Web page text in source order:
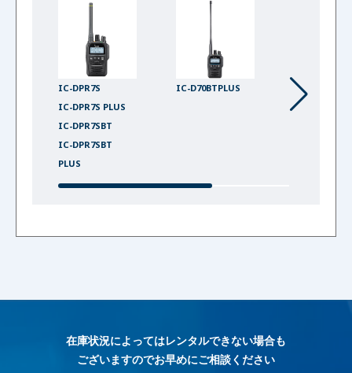
IC-DPR7S
IC-DPR7S PLUS
IC-DPR7SBT
IC-DPR7SBT
PLUS
IC-D70BTPLUS
IC-DU75
IC-DU75
在庫状況によってはレンタルできない場合も
ございますのでお早めにご相談ください